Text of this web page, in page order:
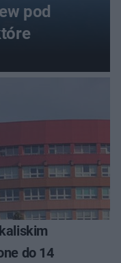
pod
do 14